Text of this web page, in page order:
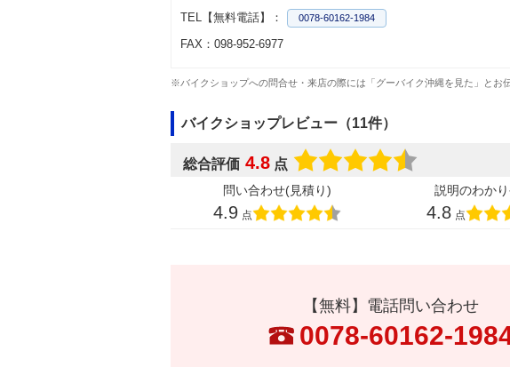
TEL【無料電話】： 0078-60162-1984
FAX：098-952-6977
※バイクショップへの問合せ・来店の際には「グーバイク沖縄を見た」とお
バイクショップレビュー（11件）
総合評価 4.8 点
問い合わせ(見積り)
4.9 点
説明のわか
4.8 点
【無料】電話問い合わせ
0078-60162-